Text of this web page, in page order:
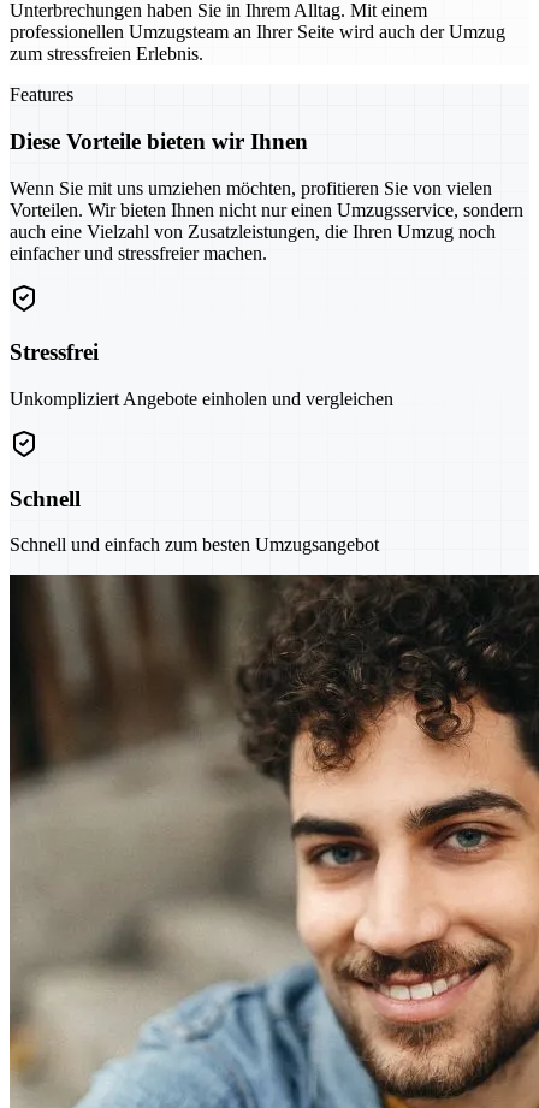
Unterbrechungen haben Sie in Ihrem Alltag. Mit einem
professionellen Umzugsteam an Ihrer Seite wird auch der Umzug
zum stressfreien Erlebnis.
Features
Diese Vorteile bieten wir Ihnen
Wenn Sie mit uns umziehen möchten, profitieren Sie von vielen
Vorteilen. Wir bieten Ihnen nicht nur einen Umzugsservice, sondern
auch eine Vielzahl von Zusatzleistungen, die Ihren Umzug noch
einfacher und stressfreier machen.
Stressfrei
Unkompliziert Angebote einholen und vergleichen
Schnell
Schnell und einfach zum besten Umzugsangebot